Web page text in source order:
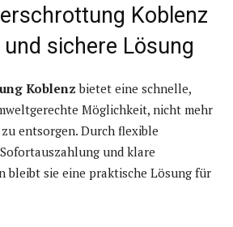
Koblenz
sichere Lösung
Koblenz bietet eine schnelle,
Möglichkeit, nicht mehr
entsorgen. Durch flexible
und klare
bleibt sie eine praktische Lösung für